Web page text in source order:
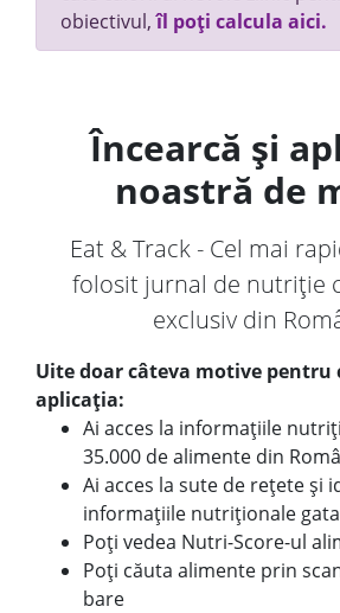
obiectivul,îl poți calcula aici.
Încearcă și
noastră de
Eat & Track - Cel mai
folosit jurnal de nutriție
exclusiv din
Uite doar câteva motive pentru
aplicația:
Ai acces la informațiile
35.000 de alimente din
Ai acces la sute de rețete și
informațiile nutriționale
Poți vedea Nutri-Score-ul
Poți căuta alimente prin
bare